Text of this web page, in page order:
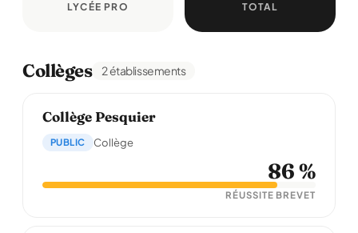
LYCÉE PRO TOTAL
Collèges 2 établissements
Collège Pesquier
PUBLIC Collège
86 %
RÉUSSITE BREVET